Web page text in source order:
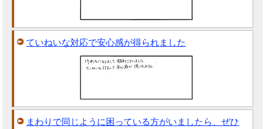
ていねいな対応で安心感が得られました
まわりで同じように困っている方がいましたら、ぜひ